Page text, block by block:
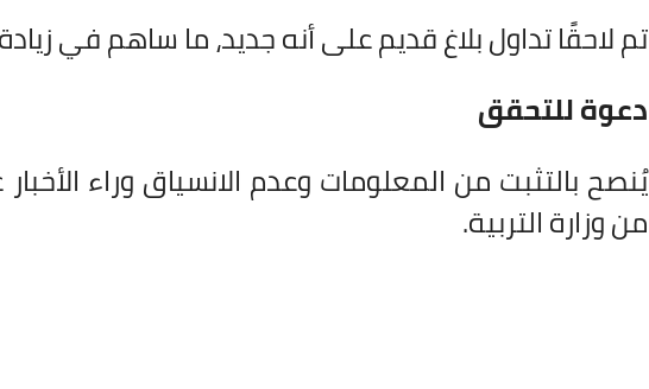
تم لاحقًا تداول بلاغ قديم على أنه جديد، ما ساهم في
دعوة للتحقق
يُنصح بالتثبت من المعلومات وعدم الانسياق وراء
من وزارة التربية.